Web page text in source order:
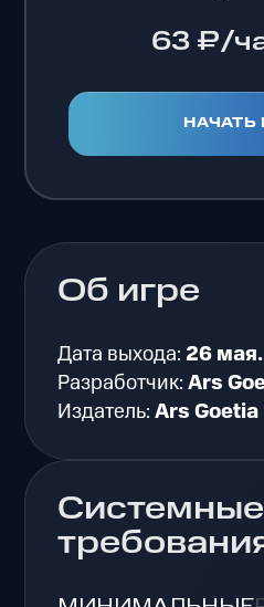
63 ₽/
НАЧАТЬ
Об игре
Дата выхода: 26
Разработчик:Ars
Издатель:Ars Goetia
Системные